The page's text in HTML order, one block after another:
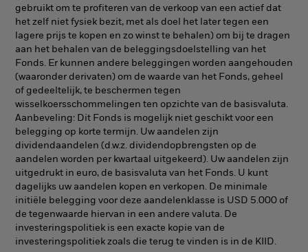
gebruikt om te profiteren van de verkoop van een actief dat
het zelf niet fysiek bezit, met als doel het later tegen een
lagere prijs te kopen en zo winst te behalen) om bij te dragen
aan het behalen van de beleggingsdoelstelling van het
Fonds. Er kunnen andere beleggingen worden aangehouden
(waaronder derivaten) om de waarde van het Fonds, geheel
of gedeeltelijk, te beschermen tegen
wisselkoersschommelingen ten opzichte van de basisvaluta.
Aanbeveling: Dit Fonds is mogelijk niet geschikt voor een
belegging op korte termijn. Uw aandelen zijn
dividendaandelen (d.w.z. dividendopbrengsten op de
aandelen worden per kwartaal uitgekeerd). Uw aandelen zijn
uitgedrukt in euro, de basisvaluta van het Fonds. U kunt
dagelijks uw aandelen kopen en verkopen. De minimale
initiële belegging voor deze aandelenklasse is USD 5.000 of
de tegenwaarde hiervan in een andere valuta. De
investeringspolitiek is een exacte kopie van de
investeringspolitiek zoals die terug te vinden is in de KIID.